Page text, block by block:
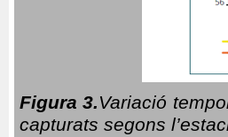
Figura 3.Variació
capturats segons